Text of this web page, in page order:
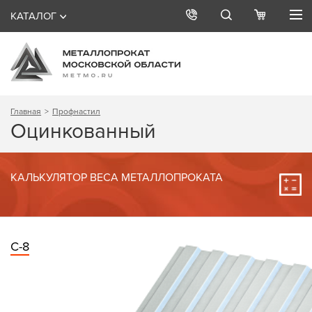
КАТАЛОГ
Главная Профнастил
Оцинкованный
КАЛЬКУЛЯТОР ВЕСА МЕТАЛЛОПРОКАТА
С-8